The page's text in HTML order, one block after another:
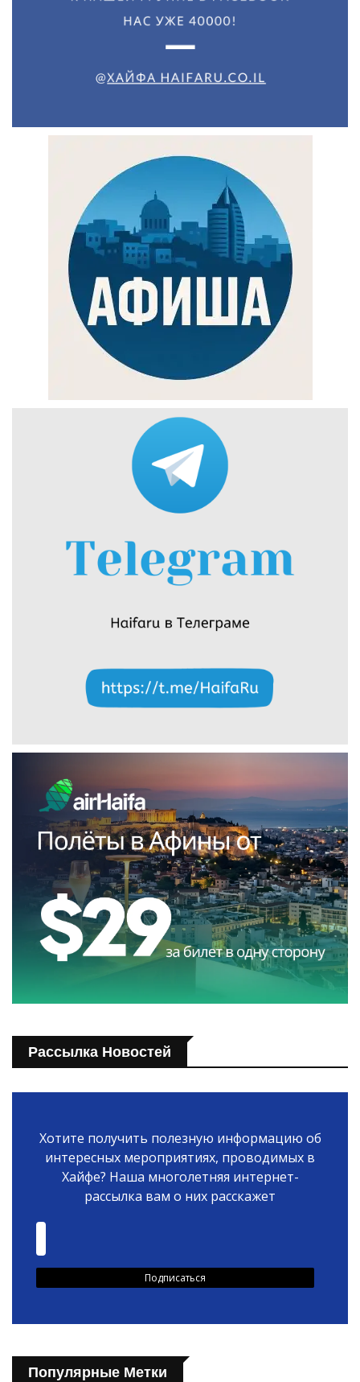
Рассылка Новостей
Хотите получить полезную информацию об
интересных мероприятиях, проводимых в
Хайфе? Наша многолетняя интернет-
рассылка вам о них расскажет
Популярные Метки